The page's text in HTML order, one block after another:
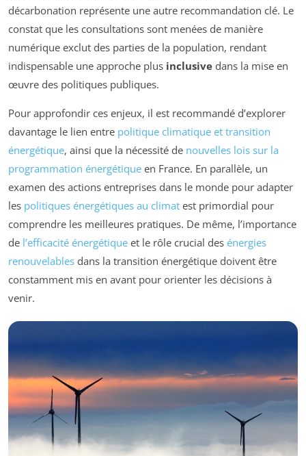
décarbonation représente une autre recommandation clé. Le
constat que les consultations sont menées de manière
numérique exclut des parties de la population, rendant
indispensable une approche plus inclusive dans la mise en
œuvre des politiques publiques.
Pour approfondir ces enjeux, il est recommandé d’explorer
davantage le lien entre politique climatique et transition
énergétique, ainsi que la nécessité de nouvelles lois sur la
programmation énergétique en France. En parallèle, un
examen des actions entreprises dans le monde pour adapter
les politiques énergétiques au climat est primordial pour
comprendre les meilleures pratiques. De même, l’importance
de l’efficacité énergétique et le rôle crucial des énergies
renouvelables dans la transition énergétique doivent être
constamment mis en avant pour orienter les décisions à
venir.